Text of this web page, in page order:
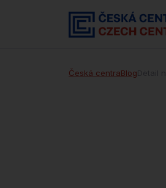
Česká centraBlog